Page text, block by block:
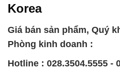
Korea
Giá bán sản phẩm, Quý
Phòng kinh doanh :
Hotline : 028.3504.5555 -